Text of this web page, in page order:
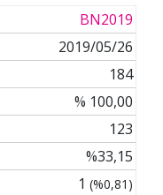
BN2019
2019/05/26
184
% 100,00
123
%33,15
1 (%0,81)